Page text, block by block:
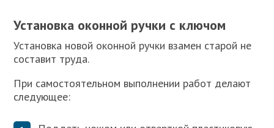
Установка оконной ручки с ключом
Установка новой оконной ручки взамен старой не
составит труда.
При самостоятельном выполнении работ делают
следующее: